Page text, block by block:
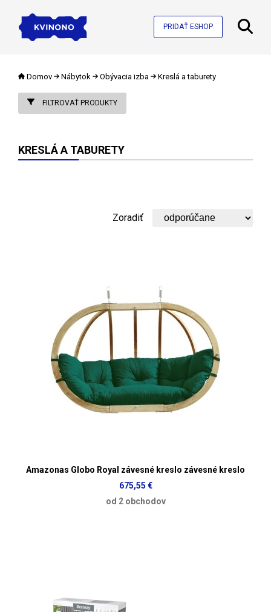
PRIDAŤ ESHOP
Domov Nábytok Obývacia izba Kreslá a taburety
FILTROVAŤ PRODUKTY
KRESLÁ A TABURETY
Zoradiť
Amazonas Globo Royal závesné kreslo závesné kreslo
675,55 €
od 2 obchodov